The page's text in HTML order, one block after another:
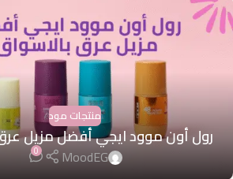
منتجات مود
رول أون موود ايجي أفضل مزيل
MoodEG
0